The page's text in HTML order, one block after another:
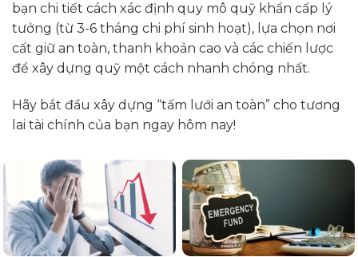
bạn chi tiết cách xác định quy mô quỹ khẩn cấp lý
tưởng (từ 3-6 tháng chi phí sinh hoạt), lựa chọn nơi
cất giữ an toàn, thanh khoản cao và các chiến lược
để xây dựng quỹ một cách nhanh chóng nhất.
Hãy bắt đầu xây dựng “tấm lưới an toàn” cho tương
lai tài chính của bạn ngay hôm nay!